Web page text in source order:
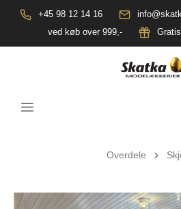
+45 98 12 14 16
ved køb over 999,-
Overdele